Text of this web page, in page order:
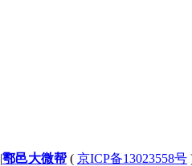
|鄠邑大微帮 ( 京ICP备13023558号